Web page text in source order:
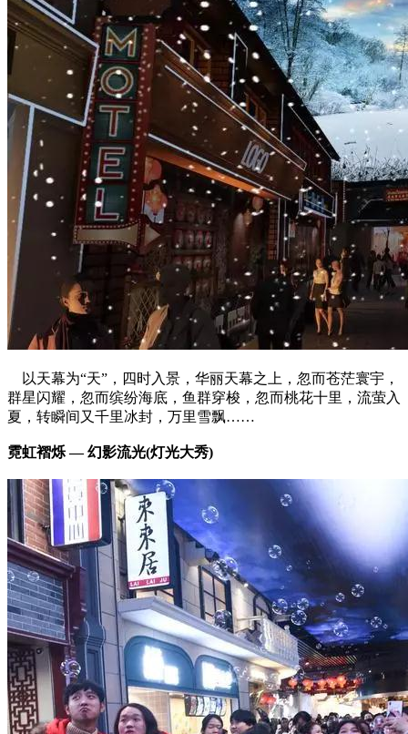
以天幕为“天”，四时入景，华丽天幕之上，忽而苍茫寰宇，
群星闪耀，忽而缤纷海底，鱼群穿梭，忽而桃花十里，流萤入
夏，转瞬间又千里冰封，万里雪飘……
霓虹褶烁 — 幻影流光(灯光大秀)